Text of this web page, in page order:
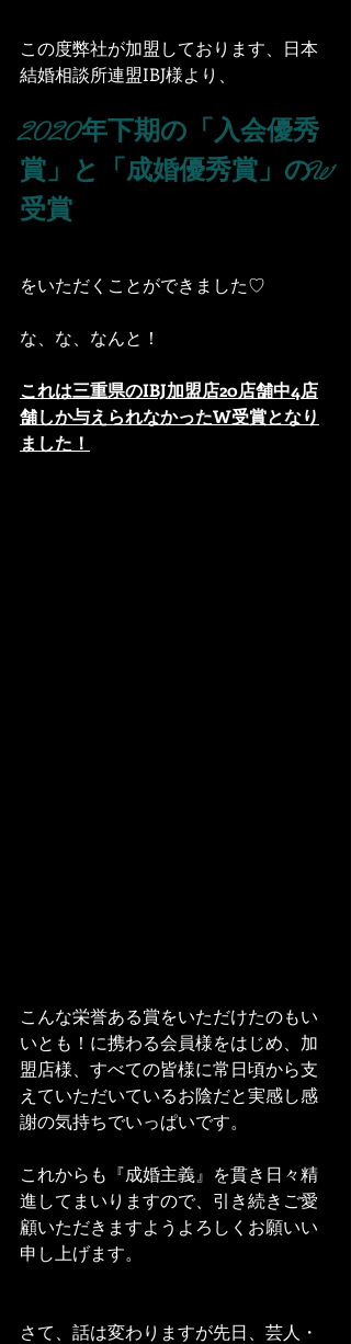
この度弊社が加盟しております、日本
結婚相談所連盟IBJ様より、
2020年下期の「入会優秀
賞」と「成婚優秀賞」のW
受賞
をいただくことができました♡
な、な、なんと！
これは三重県のIBJ加盟店20店舗中4店
舗しか与えられなかったW受賞となり
ました！
こんな栄誉ある賞をいただけたのもい
いとも！に携わる会員様をはじめ、加
盟店様、すべての皆様に常日頃から支
えていただいているお陰だと実感し感
謝の気持ちでいっぱいです。
これからも『成婚主義』を貫き日々精
進してまいりますので、引き続きご愛
顧いただきますようよろしくお願いい
申し上げます。
さて、話は変わりますが先日、芸人・